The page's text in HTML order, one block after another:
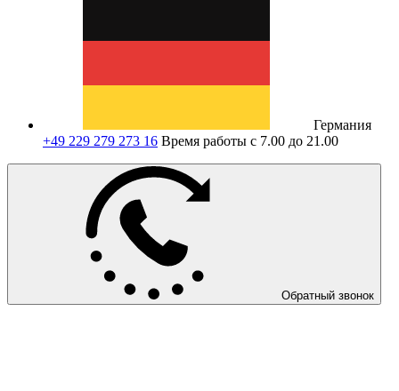
Германия
+49 229 279 273 16 Время работы с 7.00 до 21.00
Обратный звонок